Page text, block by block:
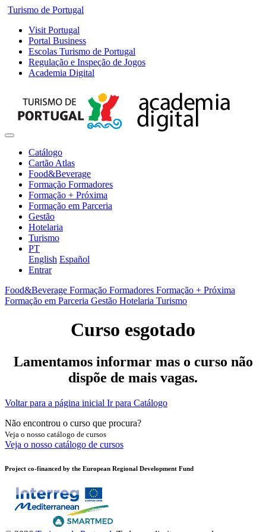
Turismo de Portugal
Visit Portugal
Portal Business
Escolas Turismo de Portugal
Regulação e Inspeção de Jogos
Academia Digital
Catálogo
Cartão Atlas
Food&Beverage
Formação Formadores
Formação + Próxima
Formação em Parceria
Gestão
Hotelaria
Turismo
PT
English Español
Entrar
Food&Beverage Formação Formadores Formação + Próxima
Formação em Parceria Gestão Hotelaria Turismo
Curso esgotado
Lamentamos informar mas o curso não
dispõe de mais vagas.
Voltar para a página inicial Ir para Catálogo
Não encontrou o curso que procura?
Veja o nosso catálogo de cursos
Veja o nosso catálogo de cursos
Project co-financed by the European Regional Development Fund